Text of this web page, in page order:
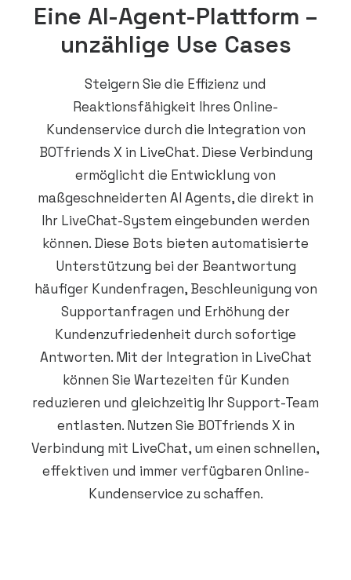
Eine AI-Agent-Plattform –
unzählige Use Cases
Steigern Sie die Effizienz und
Reaktionsfähigkeit Ihres Online-
Kundenservice durch die Integration von
BOTfriends X in LiveChat. Diese Verbindung
ermöglicht die Entwicklung von
maßgeschneiderten AI Agents, die direkt in
Ihr LiveChat-System eingebunden werden
können. Diese Bots bieten automatisierte
Unterstützung bei der Beantwortung
häufiger Kundenfragen, Beschleunigung von
Supportanfragen und Erhöhung der
Kundenzufriedenheit durch sofortige
Antworten. Mit der Integration in LiveChat
können Sie Wartezeiten für Kunden
reduzieren und gleichzeitig Ihr Support-Team
entlasten. Nutzen Sie BOTfriends X in
Verbindung mit LiveChat, um einen schnellen,
effektiven und immer verfügbaren Online-
Kundenservice zu schaffen.